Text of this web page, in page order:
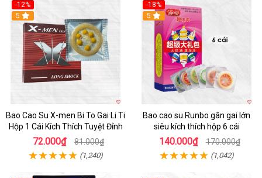
-12%
Hot
5
Bao Cao Su X-men Bi To Gai Li Ti
Hộp 1 Cái Kích Thích Tuyệt Đỉnh
72.000₫ 81.000₫
(1,240)
-18%
Hot
5
Bao cao su Runbo gân gai lớn
siêu kích thích hộp 6 cái
140.000₫ 170.000₫
(1,042)